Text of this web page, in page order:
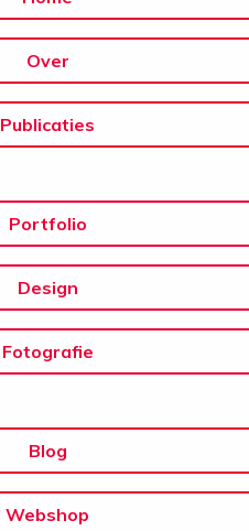
Over
Publicaties
Portfolio
Design
Fotografie
Blog
Webshop